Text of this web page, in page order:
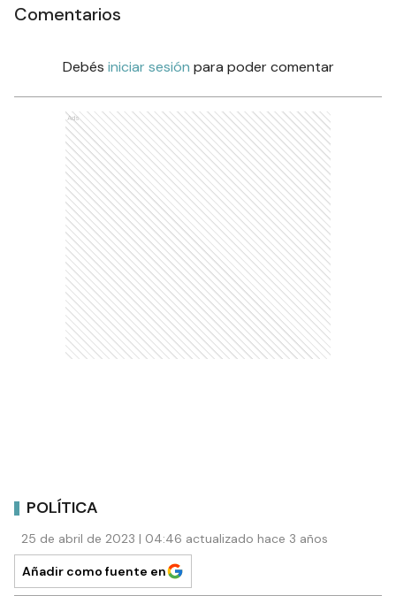
Comentarios
Debés iniciar sesión para poder comentar
Ads
POLÍTICA
25 de abril de 2023 | 04:46 actualizado hace 3 años
Añadir como fuente en